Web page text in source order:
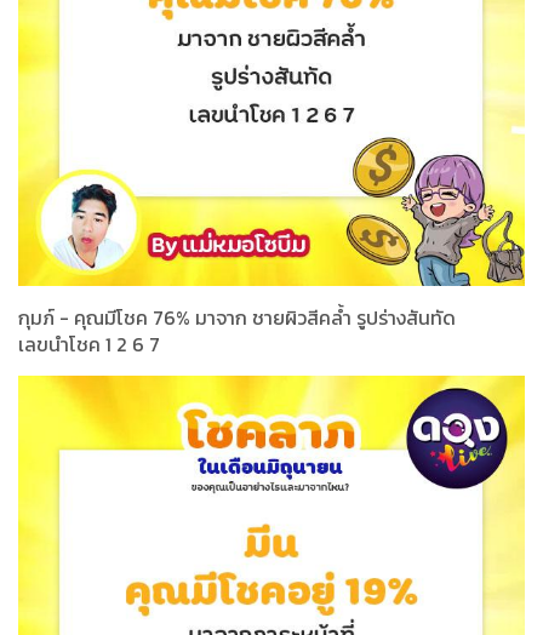
กุมภ์ - คุณมีโชค 76% มาจาก ชายผิวสีคล้ำ รูปร่างสันทัด
เลขนำโชค 1 2 6 7